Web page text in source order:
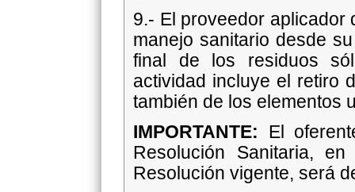
9.- El proveedor aplicador
manejo sanitario desde
final de los residuos
actividad incluye el retiro
también de los elementos
IMPORTANTE: El
Resolución Sanitaria,
Resolución vigente, será